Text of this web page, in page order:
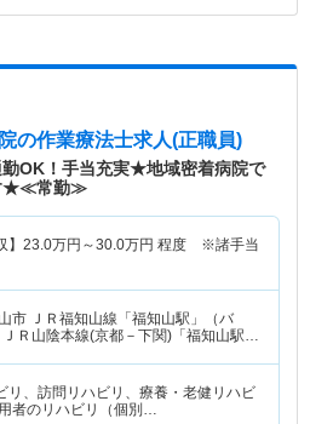
の作業療法士求人(正職員)
勤OK！手当充実★地域密着病院で
★≪常勤≫
23.0万円～30.0万円 程度 ※諸手当
市 ＪＲ福知山線「福知山駅」（バ
Ｒ山陰本線(京都－下関)「福知山駅」
、訪問リハビリ、療養・老健リハビ
者のリハビリ（個別…